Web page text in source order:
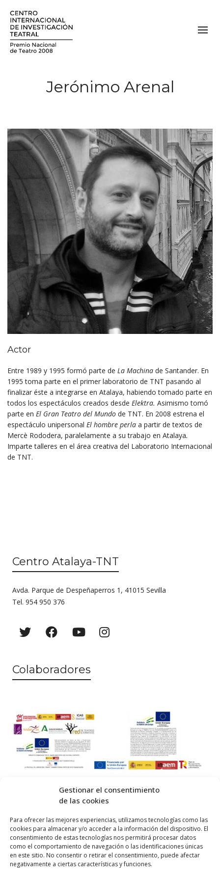
Gestionar el consentimiento
de las cookies
Para ofrecer las mejores experiencias, utilizamos tecnologías como las
cookies para almacenar y/o acceder a la información del dispositivo. El
consentimiento de estas tecnologías nos permitirá procesar datos
como el comportamiento de navegación o las identificaciones únicas
en este sitio. No consentir o retirar el consentimiento, puede afectar
negativamente a ciertas características y funciones.
Jerónimo Arenal
Actor
Entre 1989 y 1995 formó parte de La Machina de Santander. En
1995 toma parte en el primer laboratorio de TNT pasando al
finalizar éste a integrarse en Atalaya, habiendo tomado parte en
todos los espectáculos creados desde Elektra. Asimismo tomó
parte en El Gran Teatro del Mundo de TNT. En 2008 estrena el
espectáculo unipersonal El hombre perla a partir de textos de
Mercè Rododera, paralelamente a su trabajo en Atalaya.
Imparte talleres en el área creativa del Laboratorio Internacional
de TNT.
Centro Atalaya-TNT
Avda. Parque de Despeñaperros 1, 41015 Sevilla
Tel. 954 950 376
Colaboradores
by QM.
Inicio